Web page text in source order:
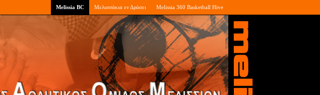
Melissia BC Μελισσάκια εν Δράσει Melissia 360 Basketball Hive